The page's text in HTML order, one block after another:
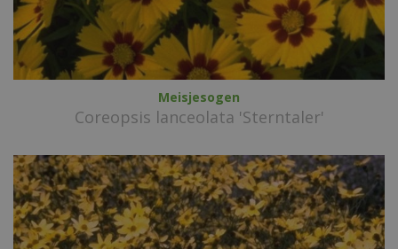
Meisjesogen
Coreopsis lanceolata 'Sterntaler'